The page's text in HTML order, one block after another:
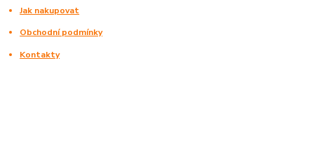
Jak nakupovat
Obchodní podmínky
Kontakty